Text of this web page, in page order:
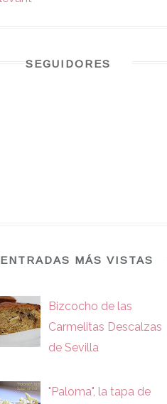
SEGUIDORES
ENTRADAS MÁS VISTAS
Bizcocho de las
Carmelitas Descalzas
de Sevilla
"Paloma", la tapa de